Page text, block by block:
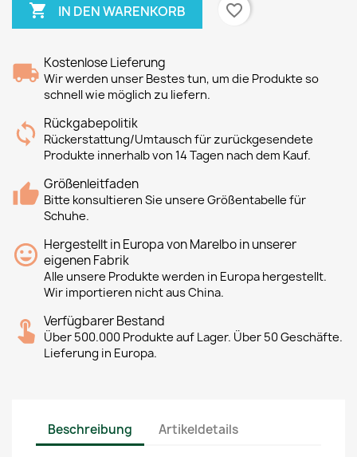
 IN DEN WARENKORB favorite_border
Kostenlose Lieferung
Wir werden unser Bestes tun, um die Produkte so
schnell wie möglich zu liefern.
Rückgabepolitik
Rückerstattung/Umtausch für zurückgesendete
Produkte innerhalb von 14 Tagen nach dem Kauf.
Größenleitfaden
Bitte konsultieren Sie unsere Größentabelle für
Schuhe.
Hergestellt in Europa von Marelbo in unserer
eigenen Fabrik
Alle unsere Produkte werden in Europa hergestellt.
Wir importieren nicht aus China.
Verfügbarer Bestand
Über 500.000 Produkte auf Lager. Über 50 Geschäfte.
Lieferung in Europa.
Beschreibung Artikeldetails